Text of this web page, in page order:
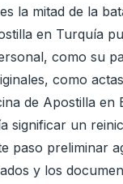
la mitad de la
en Turquía
como su
como
de Apostilla
significar un
paso preliminar
y los